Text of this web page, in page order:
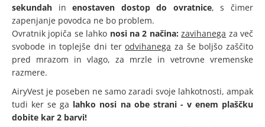
sekundah inenostaven dostop do ovratnice, s čimer
zapenjanje povodca ne bo problem.
Ovratnik jopiča se lahko nosi na 2 načina: zavihanega za več
svobode in toplejše dni terodvihanega za še boljšo zaščito
pred mrazom in vlago, za mrzle in vetrovne vremenske
razmere.
AiryVest je poseben ne samo zaradi svoje lahkotnosti, ampak
tudi ker se ga lahko nosi na obe strani - v enem plaščku
dobite kar 2 barvi!